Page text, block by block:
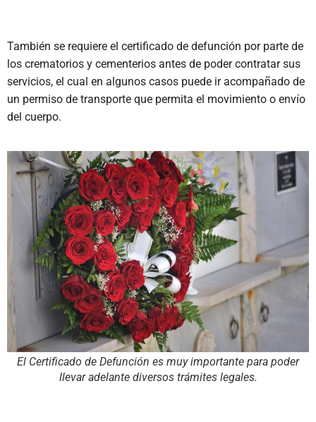
También se requiere el certificado de defunción por parte de
los crematorios y cementerios antes de poder contratar sus
servicios, el cual en algunos casos puede ir acompañado de
un permiso de transporte que permita el movimiento o envío
del cuerpo.
El Certificado de Defunción es muy importante para poder
llevar adelante diversos trámites legales.